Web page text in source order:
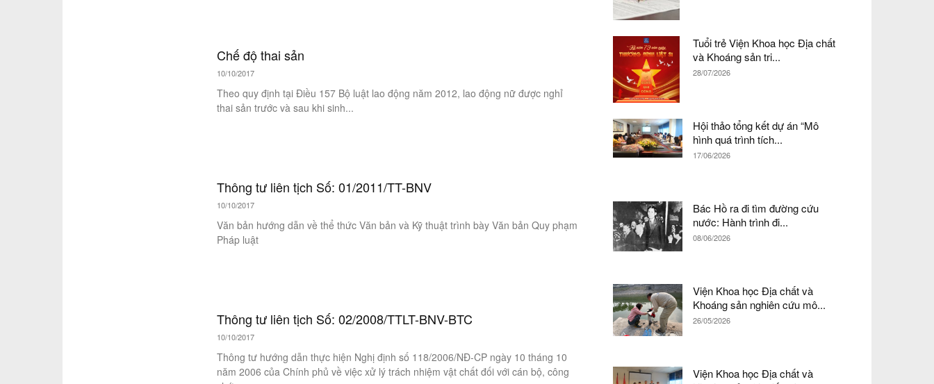
Chế độ thai sản
10/10/2017
Theo quy định tại Điều 157 Bộ luật lao động năm 2012, lao động nữ được nghỉ
thai sản trước và sau khi sinh...
Thông tư liên tịch Số: 01/2011/TT-BNV
10/10/2017
Văn bản hướng dẫn về thể thức Văn bản và Kỹ thuật trình bày Văn bản Quy phạm
Pháp luật
Thông tư liên tịch Số: 02/2008/TTLT-BNV-BTC
10/10/2017
Thông tư hướng dẫn thực hiện Nghị định số 118/2006/NĐ-CP ngày 10 tháng 10
năm 2006 của Chính phủ về việc xử lý trách nhiệm vật chất đối với cán bộ, công
Tuổi trẻ Viện Khoa học Địa chất
và Khoáng sản tri...
28/07/2026
Hội thảo tổng kết dự án “Mô
hình quá trình tích...
17/06/2026
Bác Hồ ra đi tìm đường cứu
nước: Hành trình đi...
08/06/2026
Viện Khoa học Địa chất và
Khoáng sản nghiên cứu mô...
26/05/2026
Viện Khoa học Địa chất và